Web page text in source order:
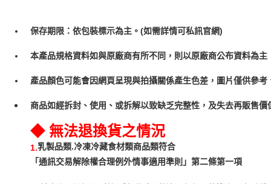
保存期限：依包裝標示為主。(如需詳情可私訊官網)
本產品規格資料如與原廠商有所不同，則以原廠商公布資料為主
產品顏色可能會因網頁呈現與拍攝關係產生色差，圖片僅供參
商品如經拆封、使用、或拆解以致缺乏完整性，及失去再販售
◆ 無法退換貨之情況
1.乳製品類.冷凍冷藏食材類商品類符合
「通訊交易解除權合理例外情事適用準則」第二條第一項